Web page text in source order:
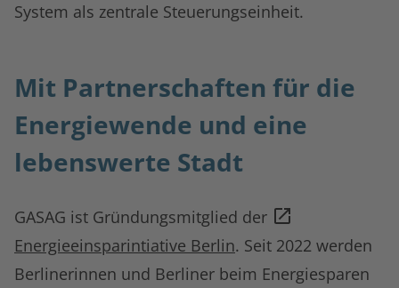
System als zentrale Steuerungseinheit.
Mit Partnerschaften für die
Energiewende und eine
lebenswerte Stadt
GASAG ist Gründungsmitglied der
Energieeinsparintiative Berlin. Seit 2022 werden
Berlinerinnen und Berliner beim Energiesparen